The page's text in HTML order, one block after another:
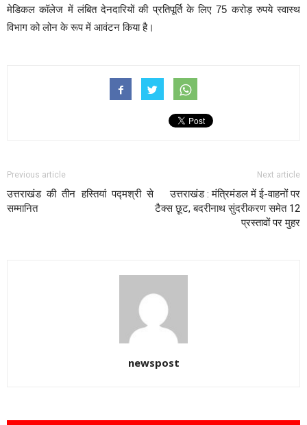
मेडिकल कॉलेज में लंबित देनदारियों की प्रतिपूर्ति के लिए 75 करोड़ रुपये स्वास्थ
विभाग को लोन के रूप में आवंटन किया है।
Previous article
उत्तराखंड की तीन हस्तियां पद्मश्री से
सम्मानित
Next article
उत्तराखंड : मंत्रिमंडल में ई-वाहनों पर
टैक्स छूट, बदरीनाथ सुंदरीकरण समेत 12
प्रस्तावों पर मुहर
newspost